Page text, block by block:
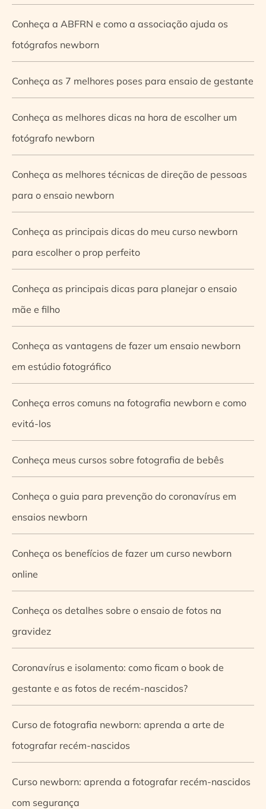
Conheça a ABFRN e como a associação ajuda os
fotógrafos newborn
Conheça as 7 melhores poses para ensaio de gestante
Conheça as melhores dicas na hora de escolher um
fotógrafo newborn
Conheça as melhores técnicas de direção de pessoas
para o ensaio newborn
Conheça as principais dicas do meu curso newborn
para escolher o prop perfeito
Conheça as principais dicas para planejar o ensaio
mãe e filho
Conheça as vantagens de fazer um ensaio newborn
em estúdio fotográfico
Conheça erros comuns na fotografia newborn e como
evitá-los
Conheça meus cursos sobre fotografia de bebês
Conheça o guia para prevenção do coronavírus em
ensaios newborn
Conheça os benefícios de fazer um curso newborn
online
Conheça os detalhes sobre o ensaio de fotos na
gravidez
Coronavírus e isolamento: como ficam o book de
gestante e as fotos de recém-nascidos?
Curso de fotografia newborn: aprenda a arte de
fotografar recém-nascidos
Curso newborn: aprenda a fotografar recém-nascidos
com segurança